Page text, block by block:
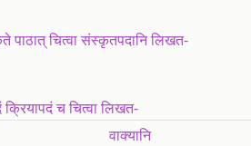
पाठात्‌ चित्वा संस्कृतपदानि लिखत-
च चित्वा लिखत-
वाक्यानि